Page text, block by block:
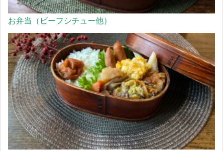
お弁当（ビーフシチュー他）